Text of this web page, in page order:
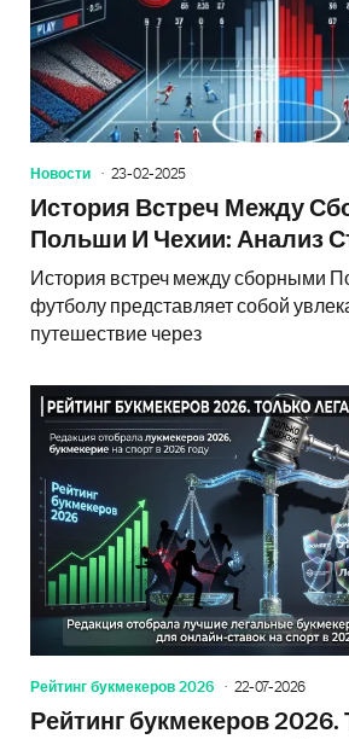
Новости 23-02-2025
История Встреч Между
Польши И Чехии: Анализ
История встреч между сборными
футболу представляет собой
путешествие через
Рейтинг букмекеров 2026 22-07-2026
Рейтинг букмекеров 2026.